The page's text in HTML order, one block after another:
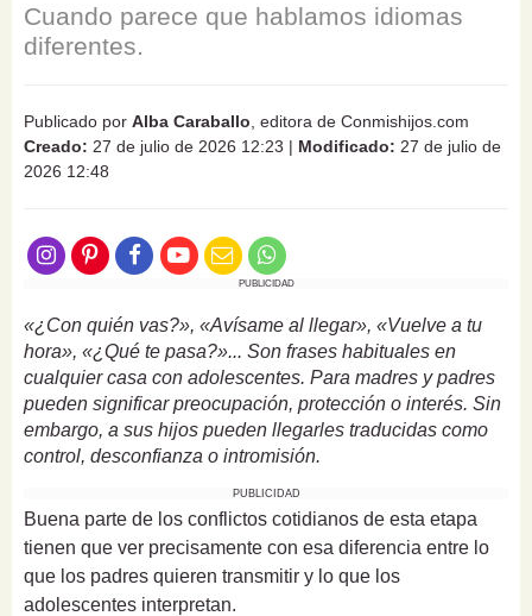
Cuando parece que hablamos idiomas
diferentes.
Publicado por Alba Caraballo , editora de Conmishijos.com
Creado: 27 de julio de 2026 12:23 | Modificado: 27 de julio de
2026 12:48
PUBLICIDAD
«¿Con quién vas?», «Avísame al llegar», «Vuelve a tu
hora», «¿Qué te pasa?»... Son frases habituales en
cualquier casa con adolescentes. Para madres y padres
pueden significar preocupación, protección o interés. Sin
embargo, a sus hijos pueden llegarles traducidas como
control, desconfianza o intromisión.
PUBLICIDAD
Buena parte de los conflictos cotidianos de esta etapa
tienen que ver precisamente con esa diferencia entre lo
que los padres quieren transmitir y lo que los
adolescentes interpretan.